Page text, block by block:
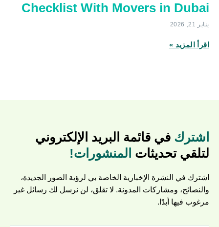
Checklist With Movers in Dubai
يناير 21, 2026
اقرأ المزيد »
اشترك في قائمة البريد الإلكتروني
لتلقي تحديثات المنشورات!
اشترك في النشرة الإخبارية الخاصة بي لرؤية الصور الجديدة،
والنصائح، ومشاركات المدونة. لا تقلق، لن نرسل لك رسائل غير
مرغوب فيها أبدًا.